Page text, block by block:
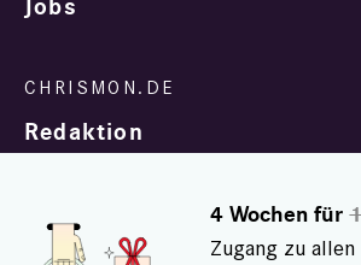
Jobs
Redaktion
4 Wochen für
Zugang zu